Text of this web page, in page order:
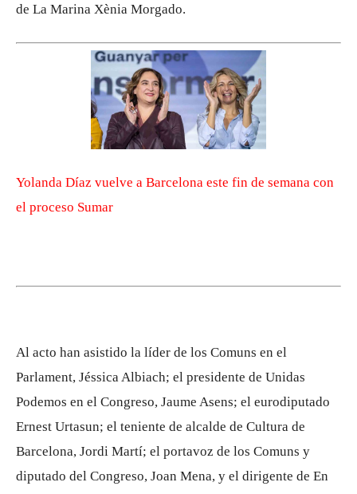
de La Marina Xènia Morgado.
Yolanda Díaz vuelve a Barcelona este fin de semana con
el proceso Sumar
Al acto han asistido la líder de los Comuns en el
Parlament, Jéssica Albiach; el presidente de Unidas
Podemos en el Congreso, Jaume Asens; el eurodiputado
Ernest Urtasun; el teniente de alcalde de Cultura de
Barcelona, Jordi Martí; el portavoz de los Comuns y
diputado del Congreso, Joan Mena, y el dirigente de En